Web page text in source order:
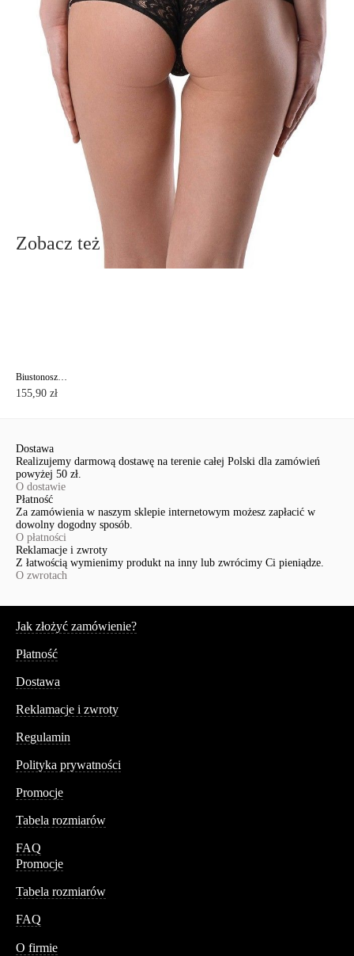
poliamid 82%; elastan 18%; podszewka klinowa: bawełna 100%
Udostępnij produkt
Podmiot odpowiedzialny
EuroTrade Tex Sp z o.o.
Św. Teresy 91
91-341, Łódź, Polska
+48 500-503-636
info@conteshop.pl
Ten produkt nie ma pytań Możesz zadać pytanie, klikając przycisk
Zadaj pytanie
Nowe pytanie
Zobacz też
Biustonosz Venus push-up TB1075
155,90 zł
Dostawa
Realizujemy darmową dostawę na terenie całej Polski dla zamówień
powyżej 50 zł.
O dostawie
Płatność
Za zamówienia w naszym sklepie internetowym możesz zapłacić w
dowolny dogodny sposób.
O płatności
Reklamacje i zwroty
Z łatwością wymienimy produkt na inny lub zwrócimy Ci pieniądze.
O zwrotach
Jak złożyć zamówienie?
Płatność
Dostawa
Reklamacje i zwroty
Regulamin
Polityka prywatności
Promocje
Tabela rozmiarów
FAQ
Promocje
Tabela rozmiarów
FAQ
O firmie